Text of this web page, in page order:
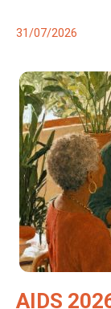
31/07/2026
AIDS